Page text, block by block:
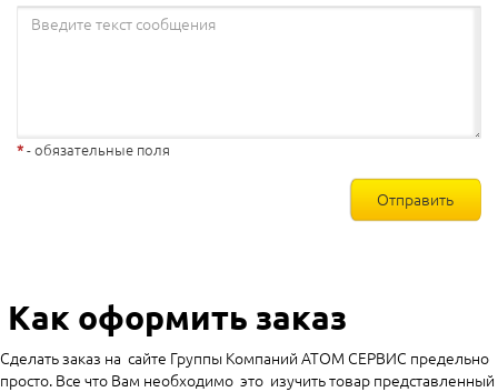
- обязательные поля
Отправить
Как оформить заказ
Сделать заказ на сайте Группы Компаний АТОМ СЕРВИС предельно
просто. Все что Вам необходимо это изучить товар представленный